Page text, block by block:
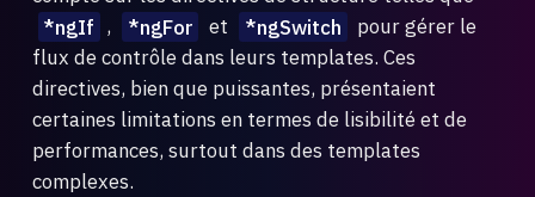
*ngIf , *ngFor et *ngSwitch
pour gérer le
flux de contrôle dans leurs templates. Ces
directives, bien que puissantes, présentaient
certaines limitations en termes de lisibilité et de
performances, surtout dans des templates
complexes.